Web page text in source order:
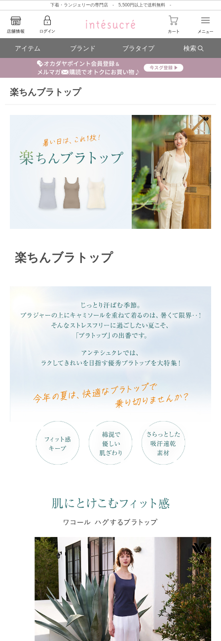
下着・ランジェリーの専門店 - 5,500円以上で送料無料 -
アイテム ブランド ブラタイプ 検索
楽ちんブラトップ
楽ちんブラトップ